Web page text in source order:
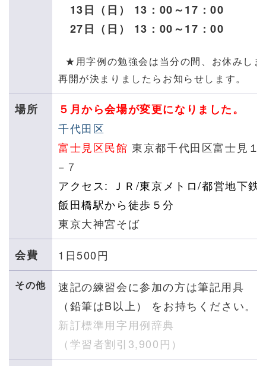
13日（日） 13：00～17：00
27日（日） 13：00～17：00
★用字例の勉強会は当分の間、お休みし
再開が決まりましたらお知らせします。
場所
５月から会場が変更になりました。
千代田区
富士見区民館 東京都千代田区富士見１
−７
アクセス:
ＪＲ/東京メトロ/都営地下鉄
飯田橋駅から徒歩５分
東京大神宮そば
会費 1日500円
その他
速記の練習会に参加の方は筆記用具
（鉛筆はB以上） をお持ちください。
新訂標準用字用例辞典
（学習者割引3,900円 ）